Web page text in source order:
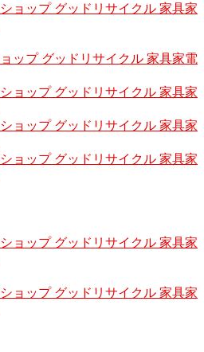
ョップ グッドリサイクル 家具家
ップ グッドリサイクル 家具家電
ョップ グッドリサイクル 家具家
ョップ グッドリサイクル 家具家
ョップ グッドリサイクル 家具家
ョップ グッドリサイクル 家具家
ョップ グッドリサイクル 家具家